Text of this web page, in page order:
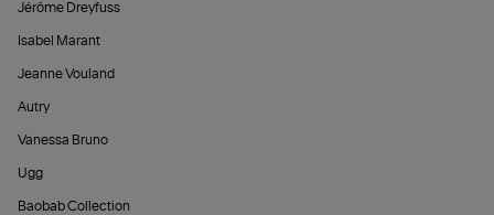
Jérôme Dreyfuss
Isabel Marant
Jeanne Vouland
Autry
Vanessa Bruno
Ugg
Baobab Collection